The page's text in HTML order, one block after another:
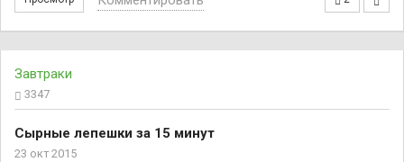
Завтраки
3347
Сырные лепешки за 15 минут
23 окт 2015